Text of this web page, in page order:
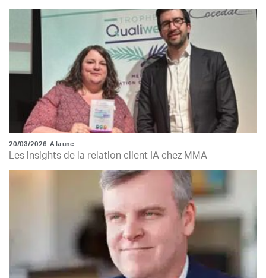
20/03/2026 A la une
Les insights de la relation client IA chez MMA